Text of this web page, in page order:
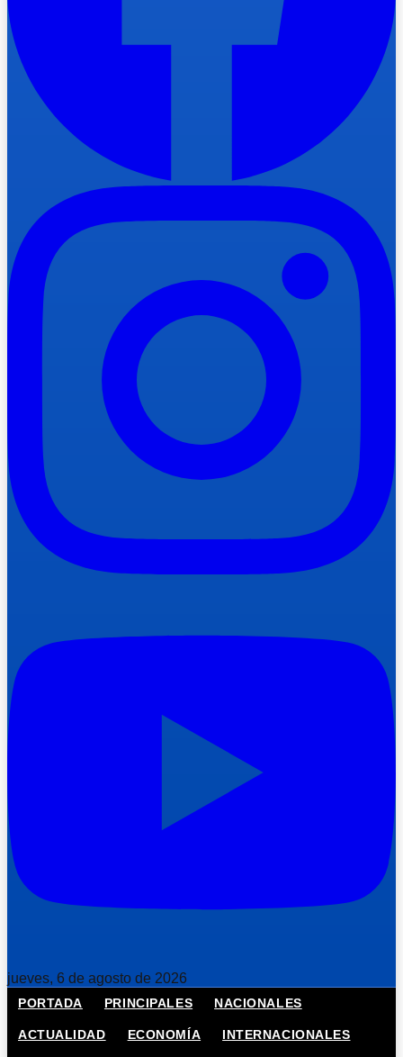
jueves, 6 de agosto de 2026
PORTADA PRINCIPALES NACIONALES
ACTUALIDAD ECONOMÍA INTERNACIONALES